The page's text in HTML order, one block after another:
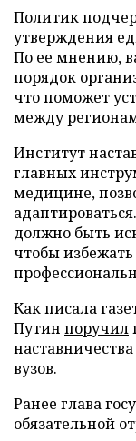
Политик
утверждения
По ее мнению,
порядок
что поможет
между
Институт
главных
медицине,
должно быть
чтобы
Как писала
Путин поручил
вузов.
Ранее глава
обязательной